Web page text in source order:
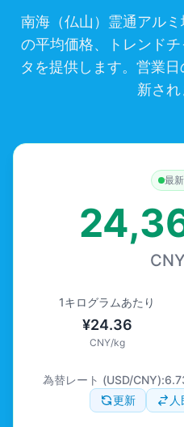
南海（仏山）霊通アル
の平均価格、トレンド
タを提供します。営業
新され
最
1キログラムあたり
¥24.36
CNY/kg
為替レート (USD/CNY):
更新